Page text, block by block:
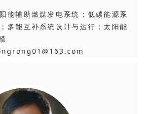
能辅助燃煤发电系统；低碳能源系
多能互补系统设计与运行；太阳能